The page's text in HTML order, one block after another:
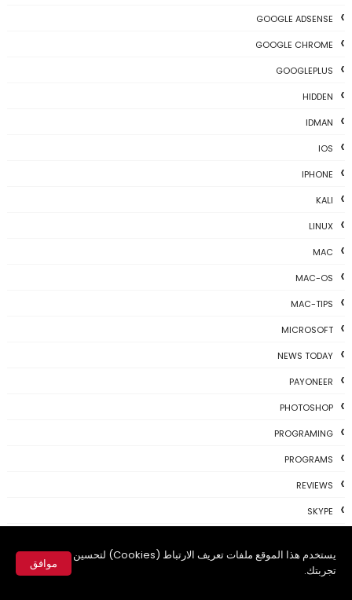
يستخدم هذا الموقع ملفات تعريف الارتباط (Cookies) لتحسين
تجربتك.
موافق
GOOGLE ADSENSE
GOOGLE CHROME
GOOGLEPLUS
HIDDEN
IDMAN
IOS
IPHONE
KALI
LINUX
MAC
MAC-OS
MAC-TIPS
MICROSOFT
NEWS TODAY
PAYONEER
PHOTOSHOP
PROGRAMING
PROGRAMS
REVIEWS
SKYPE
TIPS